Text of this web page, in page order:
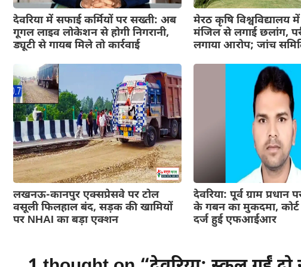
देवरिया में सफाई कर्मियों पर सख्ती: अब
गूगल लाइव लोकेशन से होगी निगरानी,
ड्यूटी से गायब मिले तो कार्रवाई
मेरठ कृषि विश्वविद्यालय में
मंजिल से लगाई छलांग,
लगाया आरोप; जांच
लखनऊ-कानपुर एक्सप्रेसवे पर टोल
वसूली फिलहाल बंद, सड़क की खामियों
पर NHAI का बड़ा एक्शन
देवरिया: पूर्व ग्राम प्रधान
के गबन का मुकदमा,
दर्ज हुई एफआईआर